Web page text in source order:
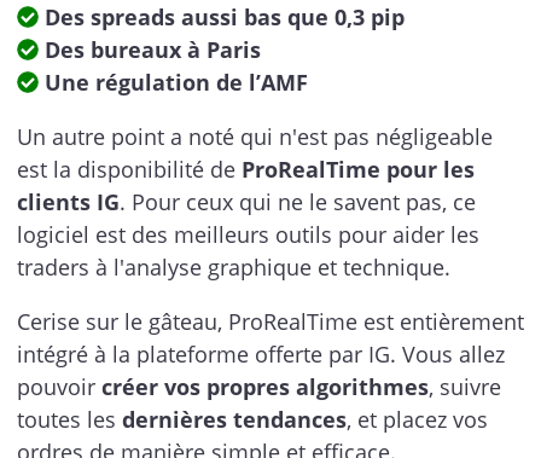
Des spreads aussi bas que 0,3 pip
Des bureaux à Paris
Une régulation de l’AMF
Un autre point a noté qui n'est pas négligeable
est la disponibilité de ProRealTime pour les
clients IG. Pour ceux qui ne le savent pas, ce
logiciel est des meilleurs outils pour aider les
traders à l'analyse graphique et technique.
Cerise sur le gâteau, ProRealTime est entièrement
intégré à la plateforme offerte par IG. Vous allez
pouvoir créer vos propres algorithmes, suivre
toutes les dernières tendances, et placez vos
ordres de manière simple et efficace.